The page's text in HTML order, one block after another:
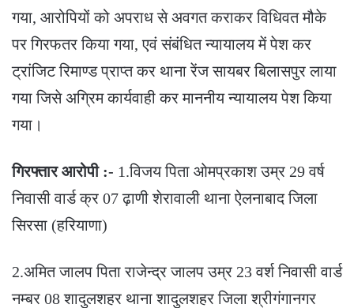
गया, आरोपियों को अपराध से अवगत कराकर विधिवत मौके
पर गिरफतर किया गया, एवं संबंधित न्यायालय में पेश कर
ट्रांजिट रिमाण्ड प्राप्त कर थाना रेंज सायबर बिलासपुर लाया
गया जिसे अग्रिम कार्यवाही कर माननीय न्यायालय पेश किया
गया।
गिरफ्तार आरोपी :- 1.विजय पिता ओमप्रकाश उम्र 29 वर्ष
निवासी वार्ड क्र 07 ढ़ाणी शेरावाली थाना ऐलनाबाद जिला
सिरसा (हरियाणा)
2.अमित जालप पिता राजेन्द्र जालप उम्र 23 वर्श निवासी वार्ड
नम्बर 08 शादुलशहर थाना शादुलशहर जिला श्रीगंगानगर